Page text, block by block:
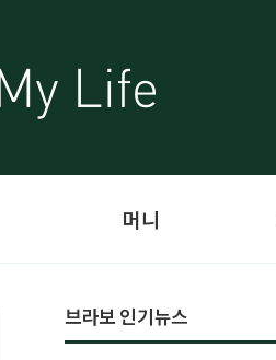
머니
브라보 인기뉴스